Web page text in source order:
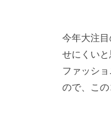
今年大注
せにくい
ファッシ
ので、こ